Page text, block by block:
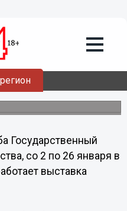
музейных
в
то, что сотрудницы,
образом
они
Государственный
со 2 по 26 января в
выставка